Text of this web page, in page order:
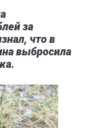
за
что в
выбросила